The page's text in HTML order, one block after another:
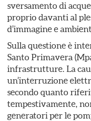
sversamento di
proprio davanti al
d’immagine e
Sulla questione è
Santo Primavera
infrastrutture. La
un’interruzione
secondo quanto
tempestivamente,
generatori per le